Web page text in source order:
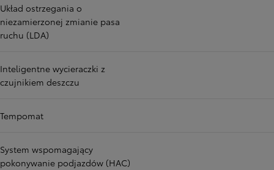
Układ ostrzegania o
niezamierzonej zmianie pasa
ruchu (LDA)
Inteligentne wycieraczki z
czujnikiem deszczu
Tempomat
System wspomagający
pokonywanie podjazdów (HAC)